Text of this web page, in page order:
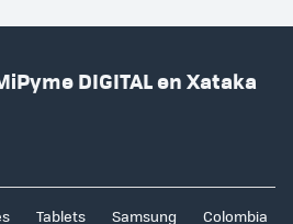
DIGITAL en Xataka
Tablets Samsung Colombia